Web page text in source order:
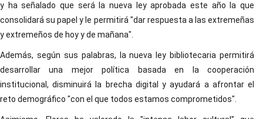
y ha señalado que será la nueva ley aprobada este año la que
consolidará su papel y le permitirá "dar respuesta a las extremeñas
y extremeños de hoy y de mañana".
Además, según sus palabras, la nueva ley bibliotecaria permitirá
desarrollar una mejor política basada en la cooperación
institucional, disminuirá la brecha digital y ayudará a afrontar el
reto demográfico "con el que todos estamos comprometidos".